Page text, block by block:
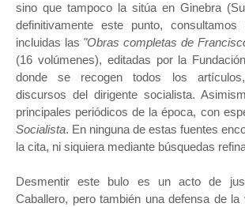
sino que tampoco la sitúa en Ginebra
definitivamente este punto, consultamos
incluidas las "Obras completas de
(16 volúmenes), editadas por la
donde se recogen todos los
discursos del dirigente socialista.
principales periódicos de la época, con
Socialista. En ninguna de estas fuentes
la cita, ni siquiera mediante búsquedas
Desmentir este bulo es un acto de
Caballero, pero también una defensa de